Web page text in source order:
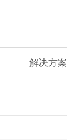
解决方案